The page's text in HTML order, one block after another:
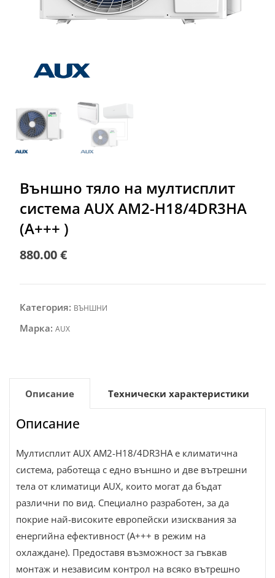
Външно тяло на мултисплит
система AUX AM2-H18/4DR3HA
(A+++ )
880.00€
Категория: ВЪНШНИ
Марка: AUX
Описание Технически характеристики
Описание
Мултисплит AUX AM2-H18/4DR3HA е климатична
система, работеща с едно външно и две вътрешни
тела от климатици AUX, които могат да бъдат
различни по вид. Специално разработен, за да
покрие най-високите европейски изисквания за
енергийна ефективност (A+++ в режим на
охлаждане). Предоставя възможност за гъвкав
монтаж и независим контрол на всяко вътрешно